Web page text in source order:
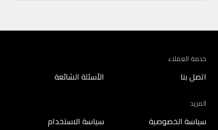
خدمة العملاء
اتصل بنا الأسئلة الشائعة
المزيد
سياسة الخصوصية سياسة الاستخدام